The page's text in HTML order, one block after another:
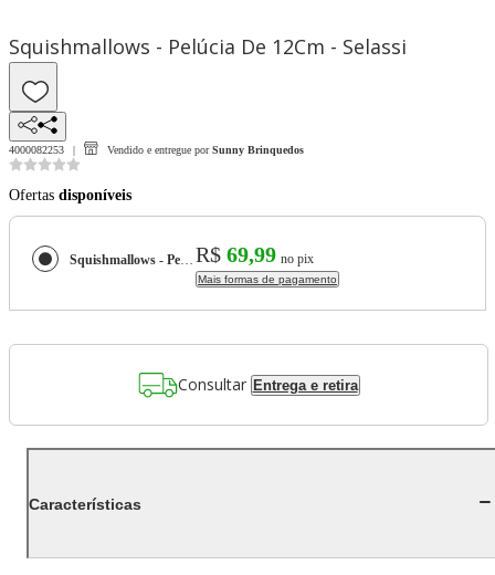
Squishmallows - Pelúcia De 12Cm - Selassi
4000082253 Vendido e entregue por Sunny Brinquedos
Ofertas disponíveis
Squishmallows - Pelúcia De 12Cm - Selassi R$ 69,99 no pix
Mais formas de pagamento
Consultar Entrega e retira
Características